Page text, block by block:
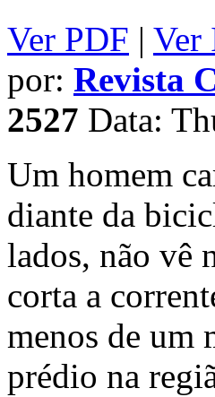
Ver PDF | Ver
por: Revista
2527 Data:
Um homem
diante da
lados, não vê
corta a
menos de um
prédio na